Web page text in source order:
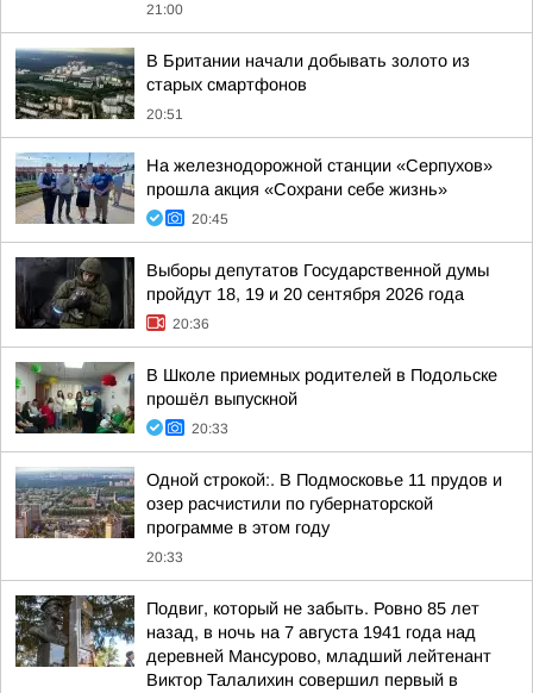
21:00
В Британии начали добывать золото из
старых смартфонов
20:51
На железнодорожной станции «Серпухов»
прошла акция «Сохрани себе жизнь»
20:45
Выборы депутатов Государственной думы
пройдут 18, 19 и 20 сентября 2026 года
20:36
В Школе приемных родителей в Подольске
прошёл выпускной
20:33
Одной строкой:. В Подмосковье 11 прудов и
озер расчистили по губернаторской
программе в этом году
20:33
Подвиг, который не забыть. Ровно 85 лет
назад, в ночь на 7 августа 1941 года над
деревней Мансурово, младший лейтенант
Виктор Талалихин совершил первый в